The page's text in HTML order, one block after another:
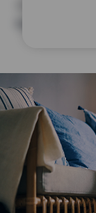
ÖVRIGA
Inga speciella